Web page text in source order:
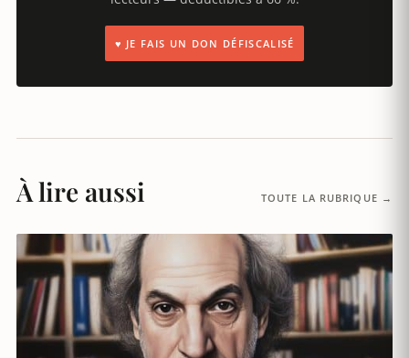
♥ JE FAIS UN DON DÉFISCALISÉ
À lire aussi TOUTE LA RUBRIQUE →